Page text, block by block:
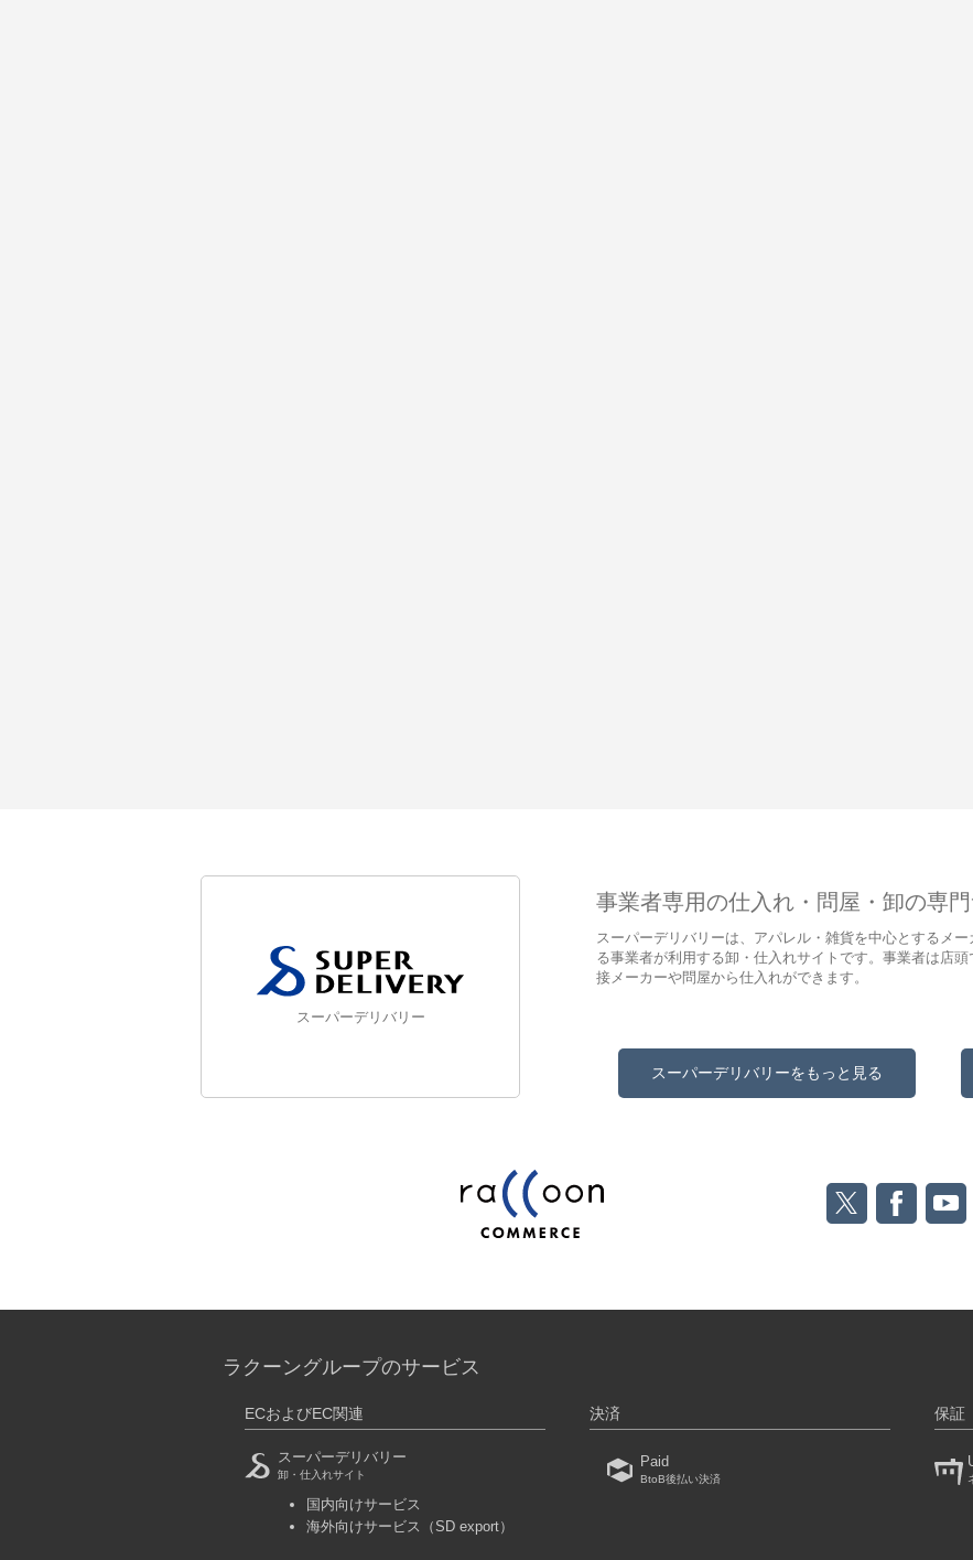
スーパーデリバリー
事業者専用の仕入れ・問屋・卸の専
スーパーデリバリーは、アパレル・雑貨を中心とするメ
る事業者が利用する卸・仕入れサイトです。事業者は店
接メーカーや問屋から仕入れができます。
スーパーデリバリーをもっと見る
ラクーングループのサービス
ECおよびEC関連
スーパーデリバリー
卸・仕入れサイト
国内向けサービス
海外向けサービス
（SD export）
決済
Paid
BtoB後払い決済
保証